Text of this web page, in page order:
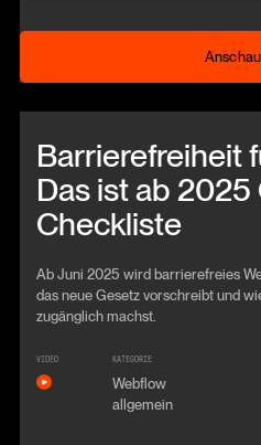
Anschauen
Barrierefreiheit
Das ist ab 2025
Checkliste
Ab Juni 2025 wird barrierefreies
das neue Gesetz vorschreibt und
zugänglich machst.
VIDEO KATEGORIE
Webflow
allgemein